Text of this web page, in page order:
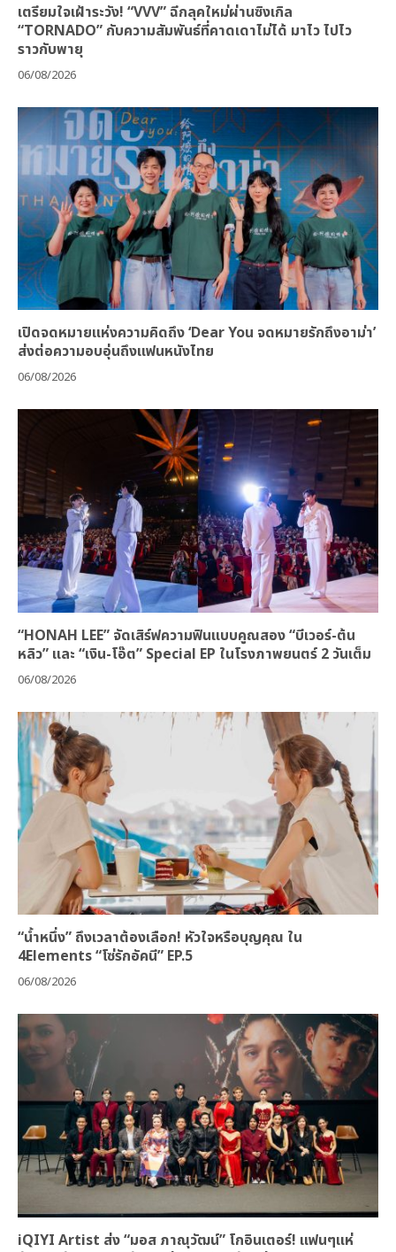
เตรียมใจเฝ้าระวัง! “VVV” ฉีกลุคใหม่ผ่านซิงเกิล
“TORNADO” กับความสัมพันธ์ที่คาดเดาไม่ได้ มาไว ไปไว
ราวกับพายุ
06/08/2026
เปิดจดหมายแห่งความคิดถึง ‘Dear You จดหมายรักถึงอาม่า’
ส่งต่อความอบอุ่นถึงแฟนหนังไทย
06/08/2026
“HONAH LEE” จัดเสิร์ฟความฟินแบบคูณสอง “บีเวอร์-ต้น
หลิว” และ “เงิน-โอ๊ต” Special EP ในโรงภาพยนตร์ 2 วันเต็ม
06/08/2026
“น้ำหนึ่ง” ถึงเวลาต้องเลือก! หัวใจหรือบุญคุณ ใน
4Elements “โซ่รักอัคนี” EP.5
06/08/2026
iQIYI Artist ส่ง “มอส ภาณุวัฒน์” โกอินเตอร์! แฟนๆแห่